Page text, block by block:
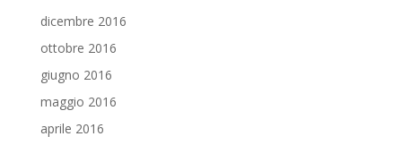
dicembre 2016
ottobre 2016
giugno 2016
maggio 2016
aprile 2016